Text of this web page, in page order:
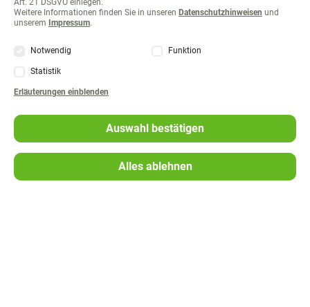
Navigation
überspringen
Presse
FAQ
Umwelt
Art. 21 DSGVO einlegen.
Weitere Informationen finden Sie in unseren Datenschutzhinweisen und
unserem Impressum.
Notwendig Funktion
Statistik
Erläuterungen einblenden
Auswahl bestätigen
Alles ablehnen